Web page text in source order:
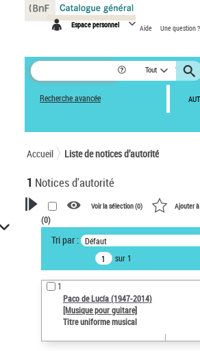
Espace personnel Aide Une question ?
Tout
Recherche avancée
Accueil Liste de notices d’autorité
1 Notices d'autorité
VOTRE RECHERCHE
Recherche avancée dans les
notices d’autorité
Œuvres liées à l'auteur :
Paco de Lucía (1947-2014)
Type de notice d'autorité
Voir la sélection (0) Ajouter
(0)
Tri par : Défaut
sur 1
1
Paco de Lucía (1947-2014)
[Musique pour guitare]
Titre uniforme musical
Panneau de gestion des cookies